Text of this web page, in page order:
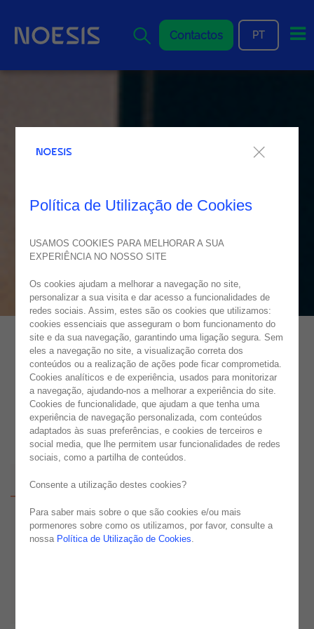
Contactos
PT
Política de Utilização de Cookies
USAMOS COOKIES PARA MELHORAR A SUA
EXPERIÊNCIA NO NOSSO SITE
Os cookies ajudam a melhorar a navegação no site,
personalizar a sua visita e dar acesso a funcionalidades de
redes sociais. Assim, estes são os cookies que utilizamos:
cookies essenciais que asseguram o bom funcionamento do
site e da sua navegação, garantindo uma ligação segura. Sem
eles a navegação no site, a visualização correta dos
conteúdos ou a realização de ações pode ficar comprometida.
Cookies analíticos e de experiência, usados para monitorizar
a navegação, ajudando-nos a melhorar a experiência do site.
Cookies de funcionalidade, que ajudam a que tenha uma
experiência de navegação personalizada, com conteúdos
adaptados às suas preferências, e cookies de terceiros e
social media, que lhe permitem usar funcionalidades de redes
sociais, como a partilha de conteúdos.
Consente a utilização destes cookies?
Para saber mais sobre o que são cookies e/ou mais
pormenores sobre como os utilizamos, por favor, consulte a
nossa Política de Utilização de Cookies